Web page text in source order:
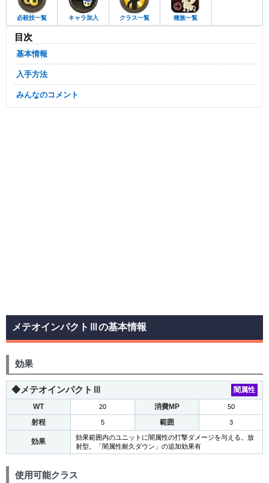
必殺技一覧 キャラ加入 クラス一覧 種族一覧
目次
基本情報
入手方法
みんなのコメント
メテオインパクトⅢの基本情報
効果
◆メテオインパクトⅢ
闇属性
WT
20 消費MP 50
射程 5 範囲 3
効果
効果範囲内のユニットに闇属性の打撃ダメージを与える。放
射型。「闇属性耐久ダウン」の追加効果有
使用可能クラス